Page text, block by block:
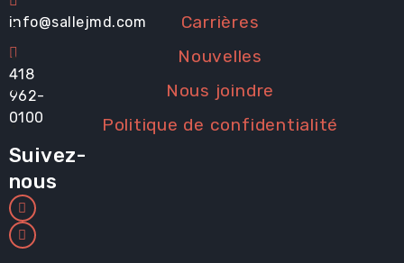
info@sallejmd.com
418
962-
0100
Suivez-
nous
Carrières
Nouvelles
Nous joindre
Politique de confidentialité